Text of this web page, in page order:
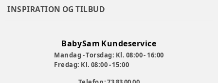
INSPIRATION OG TILBUD
BabySam Kundeservice
Mandag - Torsdag: Kl. 08:00 - 16:00
Fredag: Kl. 08:00 - 15:00